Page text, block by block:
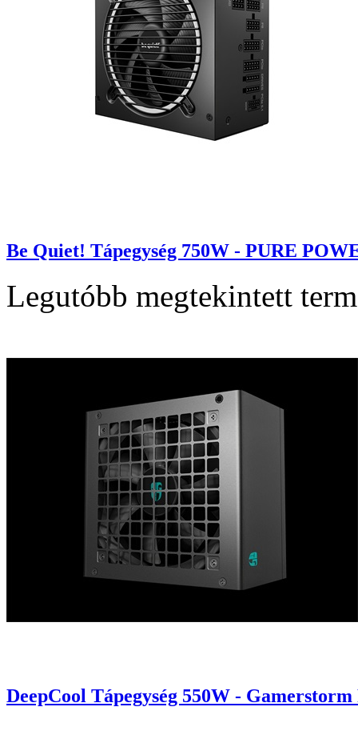
Be Quiet! Tápegység 750W - PURE
Legutóbb megtekintett
DeepCool Tápegység 550W -